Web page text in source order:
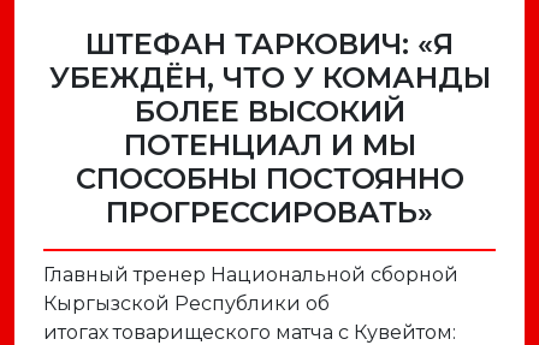
ШТЕФАН ТАРКОВИЧ: «Я
УБЕЖДЁН, ЧТО У КОМАНДЫ
БОЛЕЕ ВЫСОКИЙ
ПОТЕНЦИАЛ И МЫ
СПОСОБНЫ ПОСТОЯННО
ПРОГРЕССИРОВАТЬ»
Главный тренер Национальной сборной
Кыргызcкой Республики об
итогахтоварищеского матча с Кувейтом: